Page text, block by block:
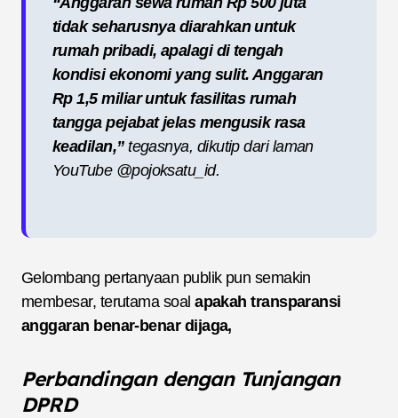
tidak seharusnya diarahkan untuk
rumah pribadi, apalagi di tengah
kondisi ekonomi yang sulit. Anggaran
Rp 1,5 miliar untuk fasilitas rumah
tangga pejabat jelas mengusik rasa
keadilan,”tegasnya, dikutip dari laman
YouTube @pojoksatu_id.
Gelombang pertanyaan publik pun semakin
membesar, terutama soalapakah transparansi
anggaran benar-benar dijaga,
Perbandingan dengan Tunjangan
DPRD